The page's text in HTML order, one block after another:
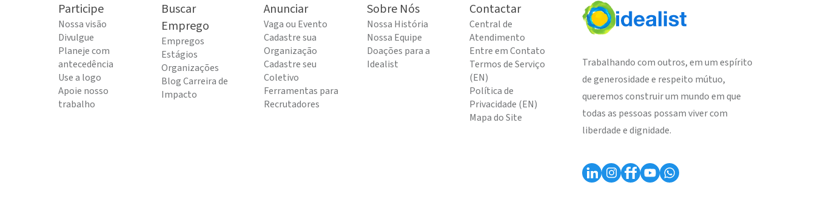
Participe
Nossa visão
Divulgue
Planeje com
antecedência
Use a logo
Apoie nosso
trabalho
Buscar
Emprego
Empregos
Estágios
Organizações
Blog Carreira de
Impacto
Anunciar
Vaga ou Evento
Cadastre sua
Organização
Cadastre seu
Coletivo
Ferramentas para
Recrutadores
Sobre Nós
Nossa História
Nossa Equipe
Doações para a
Idealist
Contactar
Central de
Atendimento
Entre em Contato
Termos de Serviço
(EN)
Política de
Privacidade (EN)
Mapa do Site
Trabalhando com outros, em um espírito
de generosidade e respeito mútuo,
queremos construir um mundo em que
todas as pessoas possam viver com
liberdade e dignidade.